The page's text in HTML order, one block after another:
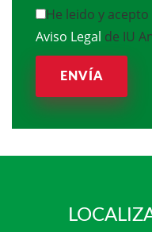
He leido y acepto
Aviso Legal de IU
ENVÍA